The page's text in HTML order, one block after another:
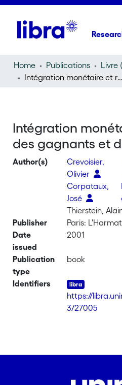
Home Publications
Livre
Intégration monétaire et régions: des gagnants et des perdants
Intégration
des gagnants et
Author(s)
Crevoisier,
Olivier
Corpataux,
José
Thierstein,
Publisher
Paris:
Date
issued
2001
Publication
type
book
Identifiers
https://
3/27005